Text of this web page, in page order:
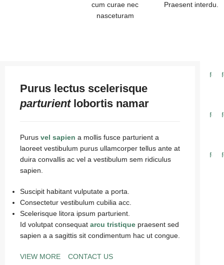
cum curae nec
nasceturam
Praesent interdu.
Purus lectus scelerisque
parturientlobortis namar
Purus vel sapien a mollis fusce parturient a
laoreet vestibulum purus ullamcorper tellus ante at
duira convallis ac vel a vestibulum sem ridiculus
sapien.
Suscipit habitant vulputate a porta.
Consectetur vestibulum cubilia acc.
Scelerisque litora ipsum parturient.
Id volutpat consequat arcu tristique praesent sed
sapien a a sagittis sit condimentum hac ut congue.
VIEW MORE CONTACT US